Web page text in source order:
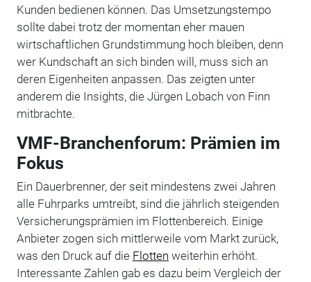
Kunden bedienen können. Das Umsetzungstempo
sollte dabei trotz der momentan eher mauen
wirtschaftlichen Grundstimmung hoch bleiben, denn
wer Kundschaft an sich binden will, muss sich an
deren Eigenheiten anpassen. Das zeigten unter
anderem die Insights, die Jürgen Lobach von Finn
mitbrachte.
VMF-Branchenforum: Prämien im
Fokus
Ein Dauerbrenner, der seit mindestens zwei Jahren
alle Fuhrparks umtreibt, sind die jährlich steigenden
Versicherungsprämien im Flottenbereich. Einige
Anbieter zogen sich mittlerweile vom Markt zurück,
was den Druck auf die Flotten weiterhin erhöht.
Interessante Zahlen gab es dazu beim Vergleich der